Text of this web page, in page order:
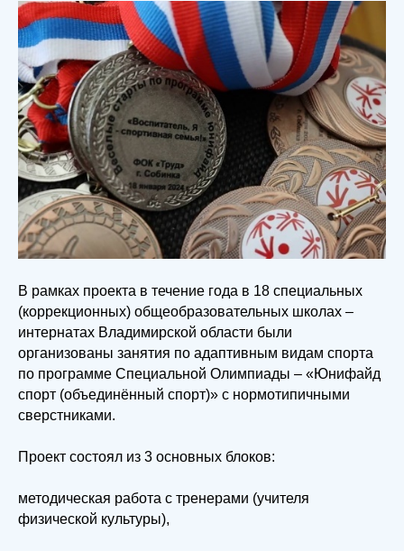
В рамках проекта в течение года в 18 специальных
(коррекционных) общеобразовательных школах –
интернатах Владимирской области были
организованы занятия по адаптивным видам спорта
по программе Специальной Олимпиады – «Юнифайд
спорт (объединённый спорт)» с нормотипичными
сверстниками.
Проект состоял из 3 основных блоков:
методическая работа с тренерами (учителя
физической культуры),